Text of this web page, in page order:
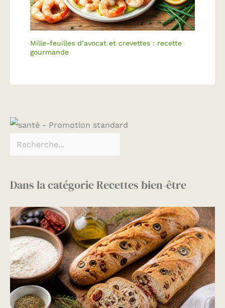
Mille-feuilles d’avocat et crevettes : recette
gourmande
Dans la catégorie Recettes bien-être